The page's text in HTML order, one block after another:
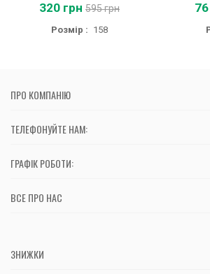
320 грн 595 грн
Розмір : 158
ПРО КОМПАНІЮ
ТЕЛЕФОНУЙТЕ НАМ:
ГРАФІК РОБОТИ:
ВСЕ ПРО НАС
ЗНИЖКИ